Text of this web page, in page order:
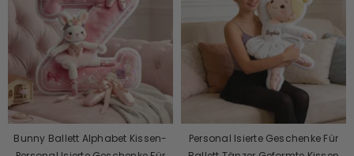
Bunny Ballett Alphabet Kissen-
Personal Isierte Geschenke Für